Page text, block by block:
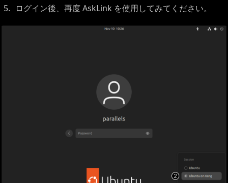
ログイン後、再度 AskLink を使用してみてください。